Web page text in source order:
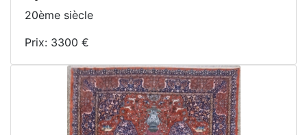
20ème siècle
Prix: 3300 €